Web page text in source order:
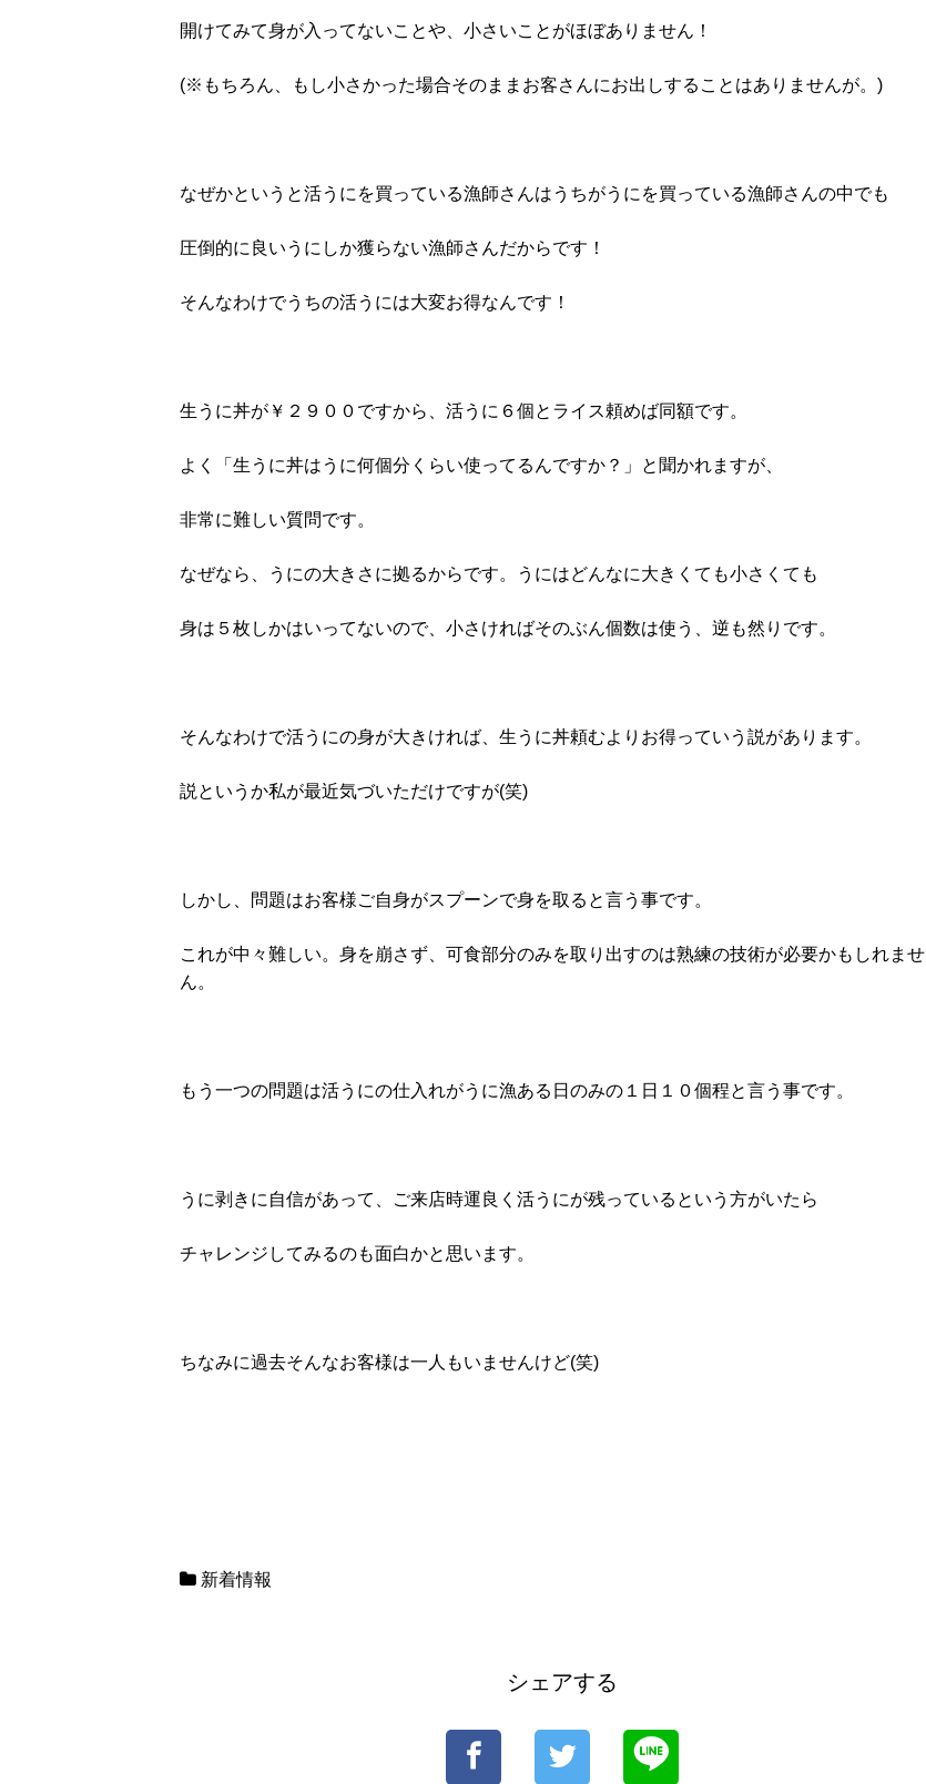
開けてみて身が入ってないことや、小さいことがほぼありません！
(※もちろん、もし小さかった場合そのままお客さんにお出しすることはありませんが。)
なぜかというと活うにを買っている漁師さんはうちがうにを買っている漁師さんの中でも
圧倒的に良いうにしか獲らない漁師さんだからです！
そんなわけでうちの活うには大変お得なんです！
生うに丼が￥２９００ですから、活うに６個とライス頼めば同額です。
よく「生うに丼はうに何個分くらい使ってるんですか？」と聞かれますが、
非常に難しい質問です。
なぜなら、うにの大きさに拠るからです。うにはどんなに大きくても小さくても
身は５枚しかはいってないので、小さければそのぶん個数は使う、逆も然りです。
そんなわけで活うにの身が大きければ、生うに丼頼むよりお得っていう説があります。
説というか私が最近気づいただけですが(笑)
しかし、問題はお客様ご自身がスプーンで身を取ると言う事です。
これが中々難しい。身を崩さず、可食部分のみを取り出すのは熟練の技術が必要かもしれませ
ん。
もう一つの問題は活うにの仕入れがうに漁ある日のみの１日１０個程と言う事です。
うに剥きに自信があって、ご来店時運良く活うにが残っているという方がいたら
チャレンジしてみるのも面白かと思います。
ちなみに過去そんなお客様は一人もいませんけど(笑)
新着情報
シェアする